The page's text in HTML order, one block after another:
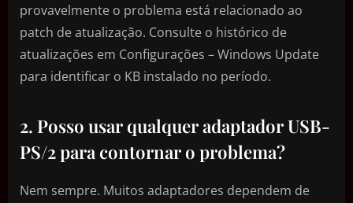
provavelmente o problema está relacionado ao
patch de atualização. Consulte o histórico de
atualizações em Configurações – Windows Update
para identificar o KB instalado no período.
2. Posso usar qualquer adaptador USB-
PS/2 para contornar o problema?
Nem sempre. Muitos adaptadores dependem de